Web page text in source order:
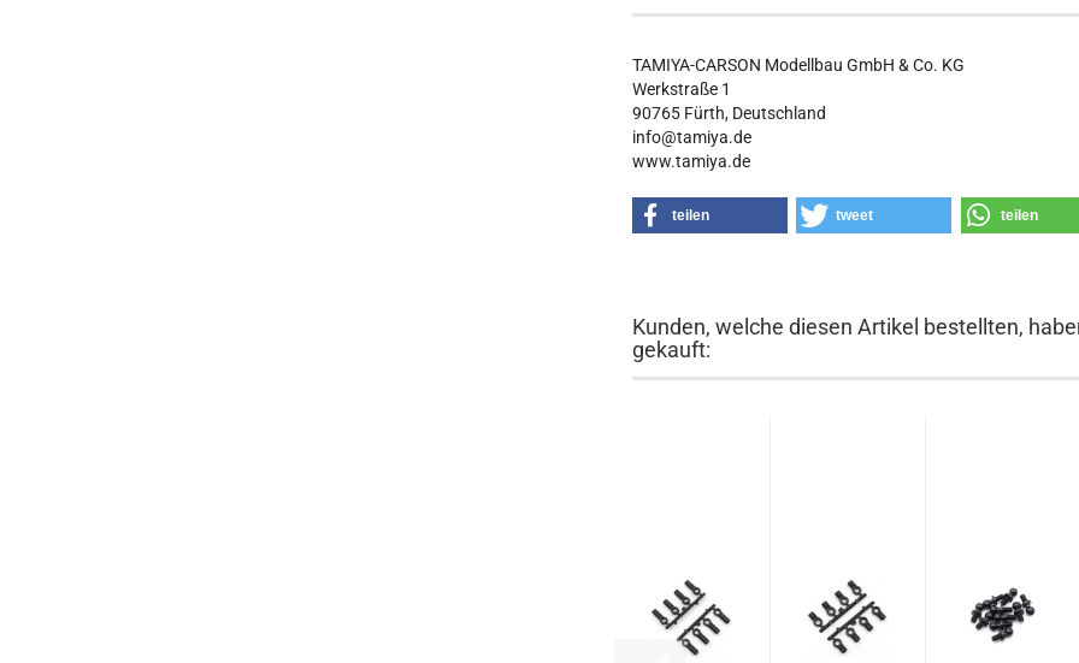
TAMIYA-CARSON Modellbau GmbH & Co. KG
Werkstraße 1
90765 Fürth, Deutschland
info@tamiya.de
www.tamiya.de
teilen tweet teilen
Kunden, welche diesen Artikel bestellten,
gekauft: